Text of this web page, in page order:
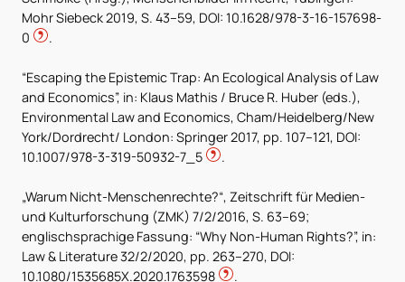
Mohr Siebeck 2019, S. 43–59, DOI: 10.1628/978-3-16-157698-
0
.
“Escaping the Epistemic Trap: An Ecological Analysis of Law
and Economics”, in: Klaus Mathis / Bruce R. Huber (eds.),
Environmental Law and Economics, Cham/Heidelberg/New
York/Dordrecht/ London: Springer 2017, pp. 107–121, DOI:
10.1007/978-3-319-50932-7_5
.
„Warum Nicht-Menschenrechte?“, Zeitschrift für Medien-
und Kulturforschung (ZMK) 7/2/2016, S. 63–69;
englischsprachige Fassung: “Why Non-Human Rights?”, in:
Law & Literature 32/2/2020, pp. 263–270, DOI:
10.1080/1535685X.2020.1763598
.